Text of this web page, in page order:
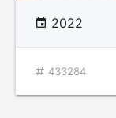
2022
433284